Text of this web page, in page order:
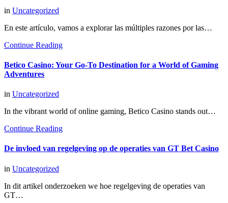
in Uncategorized
En este artículo, vamos a explorar las múltiples razones por las…
Continue Reading
Betico Casino: Your Go-To Destination for a World of Gaming
Adventures
in Uncategorized
In the vibrant world of online gaming, Betico Casino stands out…
Continue Reading
De invloed van regelgeving op de operaties van GT Bet Casino
in Uncategorized
In dit artikel onderzoeken we hoe regelgeving de operaties van
GT…